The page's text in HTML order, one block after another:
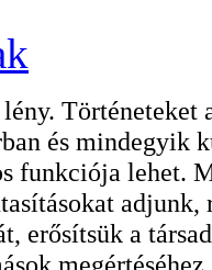
és mindegyik
funkciója lehet.
erősítsük a